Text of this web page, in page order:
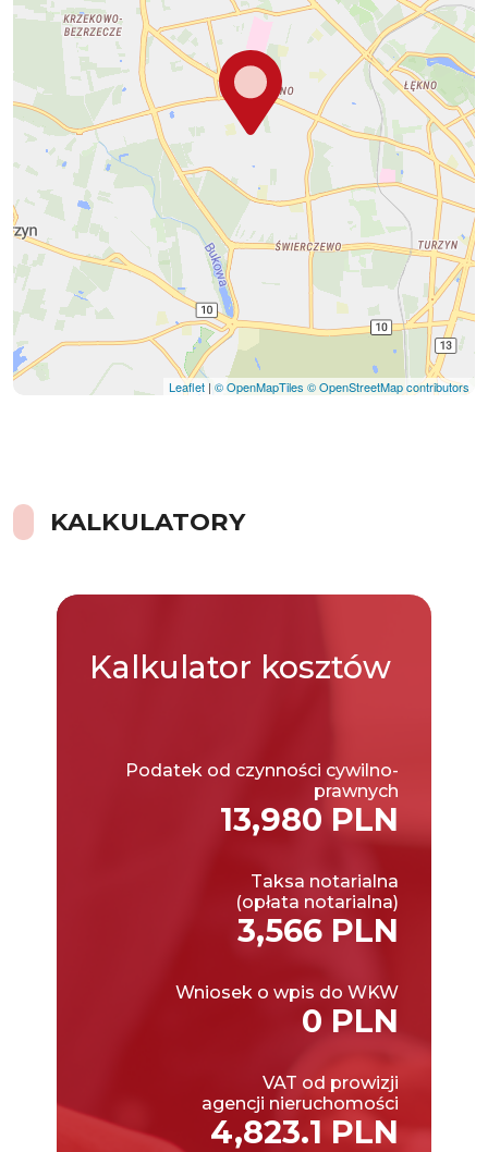
Leaflet | © OpenMapTiles © OpenStreetMap contributors
KALKULATORY
Kalkulator kosztów
Podatek od czynności cywilno-
prawnych
13,980 PLN
Taksa notarialna
(opłata notarialna)
3,566 PLN
Wniosek o wpis do WKW
0 PLN
VAT od prowizji
agencji nieruchomości
4,823.1 PLN